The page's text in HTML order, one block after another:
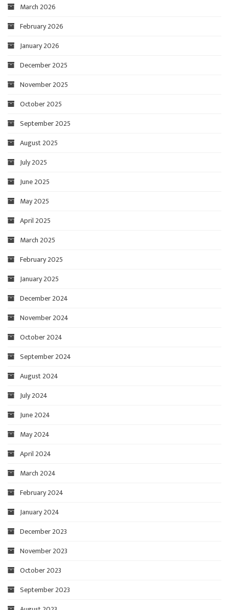
March 2026
February 2026
January 2026
December 2025
November 2025
October 2025
September 2025
August 2025
July 2025
June 2025
May 2025
April 2025
March 2025
February 2025
January 2025
December 2024
November 2024
October 2024
September 2024
August 2024
July 2024
June 2024
May 2024
April 2024
March 2024
February 2024
January 2024
December 2023
November 2023
October 2023
September 2023